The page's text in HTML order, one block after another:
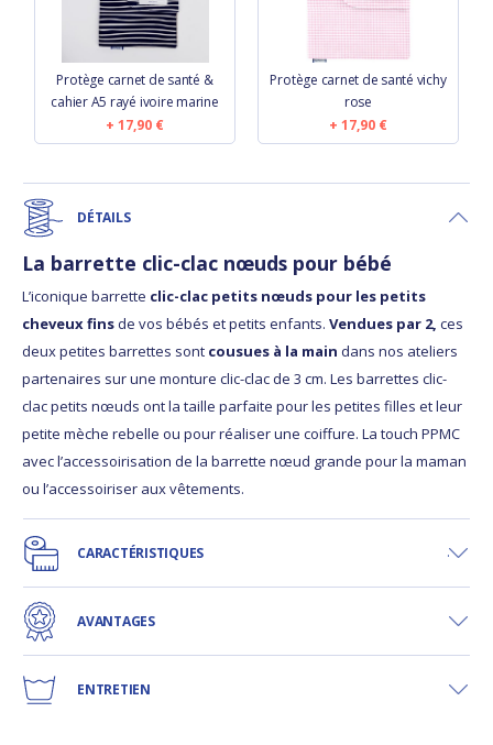
Protège carnet de santé &
cahier A5 rayé ivoire marine
17,90 €
Protège carnet de santé vichy
rose
17,90 €
DÉTAILS
La barrette clic-clac nœuds pour bébé
L’iconique barrette clic-clac petits nœuds pour les petits
cheveux finsde vos bébés et petits enfants. Vendues par 2, ces
deux petites barrettes sont cousues à la main dans nos ateliers
partenaires sur une monture clic-clac de 3 cm. Les barrettes clic-
clac petits nœuds ont la taille parfaite pour les petites filles et leur
petite mèche rebelle ou pour réaliser une coiffure. La touch PPMC
avec l’accessoirisation de la barrette nœud grande pour la maman
ou l’accessoiriser aux vêtements.
CARACTÉRISTIQUES
AVANTAGES
ENTRETIEN